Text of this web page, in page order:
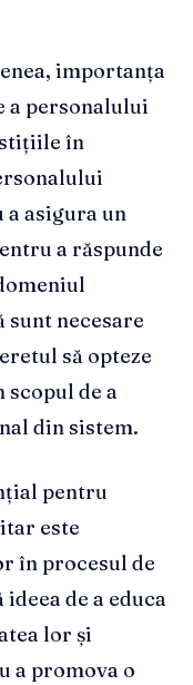
importanța
a personalului
în
a asigura un
a răspunde
sunt necesare
să opteze
de a
din sistem.
pentru
este
în procesul de
de a educa
lor și
a promova o